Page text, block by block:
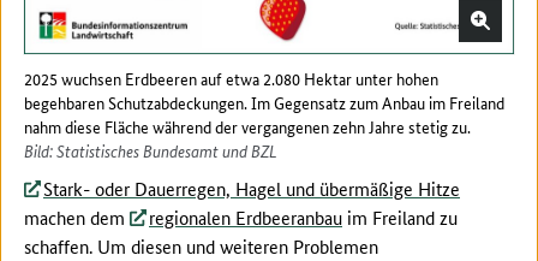
2025 wuchsen Erdbeeren auf etwa 2.080 Hektar unter hohen
begehbaren Schutzabdeckungen. Im Gegensatz zum Anbau im Freiland
nahm diese Fläche während der vergangenen zehn Jahre stetig zu.
Bild: Statistisches Bundesamt und BZL
Stark- oder Dauerregen, Hagel und übermäßige Hitze
machen dem
regionalen Erdbeeranbau im Freiland zu
schaffen. Um diesen und weiteren Problemen